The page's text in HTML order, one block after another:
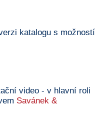
katalogu s možností
video - v hlavní roli
Savánek &